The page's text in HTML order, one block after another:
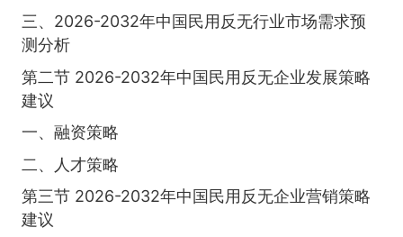
三、2026-2032年中国民用反无行业市场需求预
测分析
第二节 2026-2032年中国民用反无企业发展策略
建议
一、融资策略
二、人才策略
第三节 2026-2032年中国民用反无企业营销策略
建议